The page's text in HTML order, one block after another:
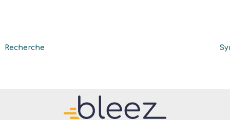
Recherche